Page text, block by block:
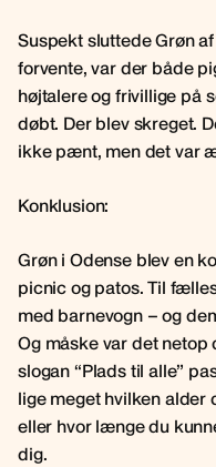
Suspekt sluttede Grøn
forvente, var der både
højtalere og frivillige på
døbt. Der blev skreget.
ikke pænt, men det var
Konklusion:
Grøn i Odense blev en
picnic og patos. Til
med barnevogn – og
Og måske var det
slogan “Plads til alle”
lige meget hvilken alder
eller hvor længe du
dig.